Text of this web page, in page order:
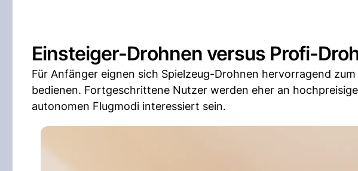
Einsteiger-Drohnen versus Profi-
Für Anfänger eignen sich Spielzeug-Drohnen hervorragend
bedienen. Fortgeschrittene Nutzer werden eher an
autonomen Flugmodi interessiert sein.